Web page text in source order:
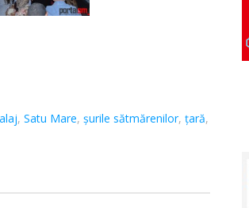
, Satu Mare, șurile sătmărenilor, țară,